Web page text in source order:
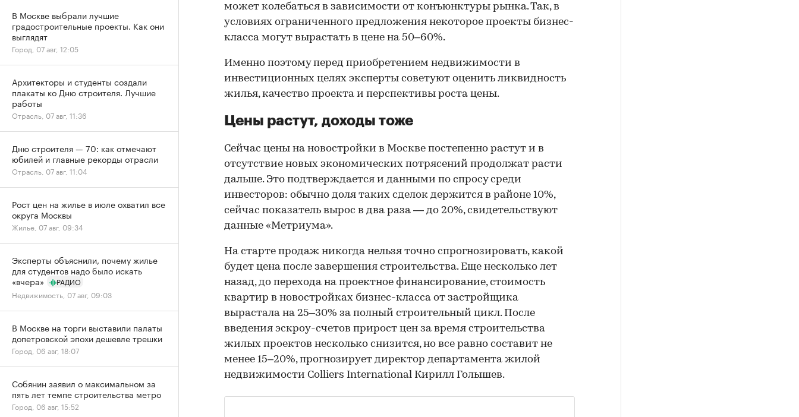
может колебаться в зависимости от конъюнктуры рынка. Так, в
условиях ограниченного предложения некоторое проекты бизнес-
класса могут вырастать в цене на 50–60%.
Именно поэтому перед приобретением недвижимости в
инвестиционных целях эксперты советуют оценить ликвидность
жилья, качество проекта и перспективы роста цены.
Цены растут, доходы тоже
Сейчас цены на новостройки в Москве постепенно растут и в
отсутствие новых экономических потрясений продолжат расти
дальше. Это подтверждается и данными по спросу среди
инвесторов: обычно доля таких сделок держится в районе 10%,
сейчас показатель вырос в два раза — до 20%, свидетельствуют
данные «Метриума».
На старте продаж никогда нельзя точно спрогнозировать, какой
будет цена после завершения строительства. Еще несколько лет
назад, до перехода на проектное финансирование, стоимость
квартир в новостройках бизнес-класса от застройщика
вырастала на 25–30% за полный строительный цикл. После
введения эскроу-счетов прирост цен за время строительства
жилых проектов несколько снизится, но все равно составит не
менее 15–20%, прогнозирует директор департамента жилой
недвижимости Colliers International Кирилл Голышев.
В Москве выбрали лучшие
градостроительные проекты. Как они
выглядят
Город, 07 авг, 12:05
Архитекторы и студенты создали
плакаты ко Дню строителя. Лучшие
работы
Отрасль, 07 авг, 11:36
Дню строителя — 70: как отмечают
юбилей и главные рекорды отрасли
Отрасль, 07 авг, 11:04
Рост цен на жилье в июле охватил все
округа Москвы
Жилье, 07 авг, 09:34
Эксперты объяснили, почему жилье
для студентов надо было искать
«вчера»
РАДИО
Недвижимость, 07 авг, 09:03
В Москве на торги выставили палаты
допетровской эпохи дешевле трешки
Город, 06 авг, 18:07
Собянин заявил о максимальном за
пять лет темпе строительства метро
Город, 06 авг, 15:52